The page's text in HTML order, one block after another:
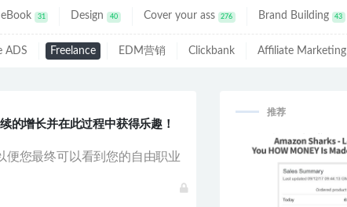
eBook 31 Design 40 Cover your ass 276 Brand Building 43
ADS Freelance EDM营销 Clickbank Affiliate Marketing
的增长并在此过程中获得乐趣！
便您最终可以看到您的自由职业
推荐